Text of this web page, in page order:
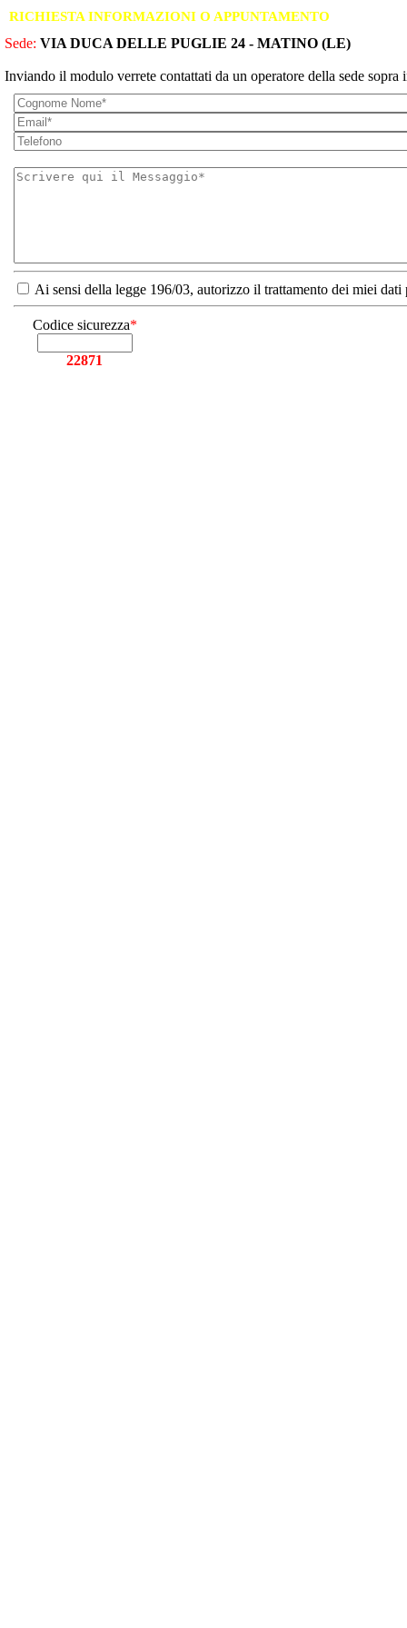
RICHIESTA INFORMAZIONI O APPUNTAMENTO
Sede: VIA DUCA DELLE PUGLIE 24 - MATINO (LE)
Inviando il modulo verrete contattati da un operatore della sede sopra
Ai sensi della legge 196/03, autorizzo il trattamento dei miei
Codice sicurezza*
22871